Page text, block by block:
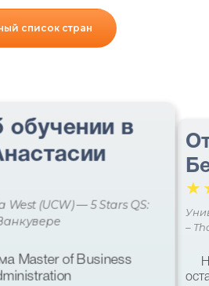
список стран
обучении в
(UCW) — 5 Stars QS:
Master of Business
☆
–